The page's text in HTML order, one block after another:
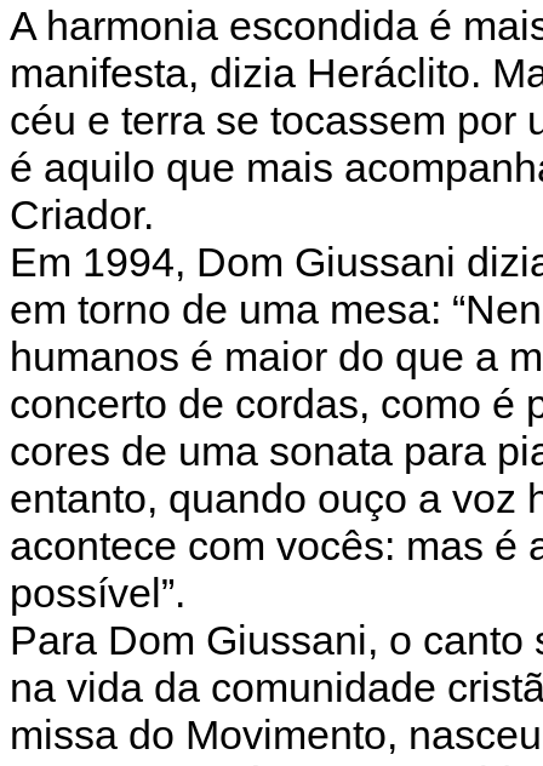
A harmonia escondida é
manifesta, dizia Heráclito.
céu e terra se tocassem por
é aquilo que mais
Criador.
Em 1994, Dom Giussani
em torno de uma mesa:
humanos é maior do que a
concerto de cordas, como é
cores de uma sonata para
entanto, quando ouço a voz
acontece com vocês: mas é
possível”.
Para Dom Giussani, o
na vida da comunidade
missa do Movimento,